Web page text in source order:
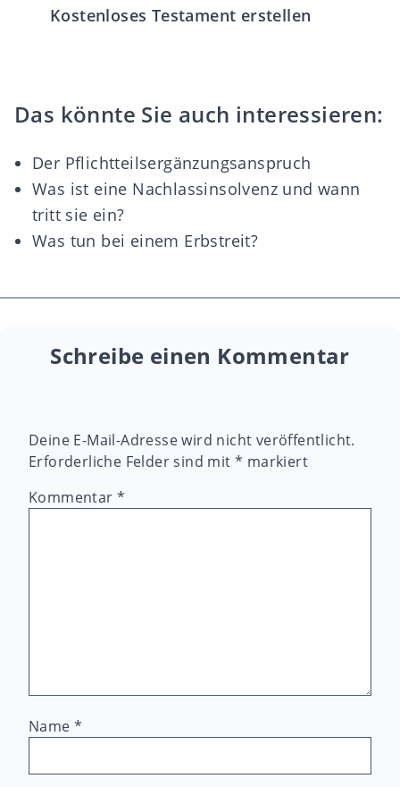
Kostenloses Testament erstellen
Das könnte Sie auch interessieren:
Der Pflichtteilsergänzungsanspruch
Was ist eine Nachlassinsolvenz und wann
tritt sie ein?
Was tun bei einem Erbstreit?
Schreibe einen Kommentar
Deine E-Mail-Adresse wird nicht veröffentlicht.
Erforderliche Felder sind mit * markiert
Kommentar*
Name *